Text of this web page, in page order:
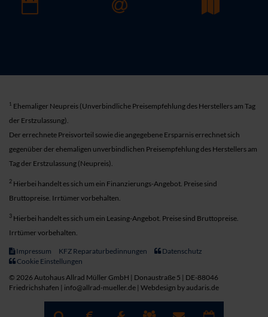
1 Ehemaliger Neupreis (Unverbindliche Preisempfehlung des Herstellers am Tag
der Erstzulassung).
Der errechnete Preisvorteil sowie die angegebene Ersparnis errechnet sich
gegenüber der ehemaligen unverbindlichen Preisempfehlung des Herstellers am
Tag der Erstzulassung (Neupreis).
2 Hierbei handelt es sich um ein Finanzierungs-Angebot. Preise sind
Bruttopreise. Irrtümer vorbehalten.
3 Hierbei handelt es sich um ein Leasing-Angebot. Preise sind Bruttopreise.
Irrtümer vorbehalten.
Impressum KFZ Reparaturbedinnungen
Datenschutz
Cookie Einstellungen
© 2026 Autohaus Allrad Müller GmbH | Donaustraße 5 | DE-88046
Friedrichshafen | info@allrad-mueller.de | Webdesign by audaris.de